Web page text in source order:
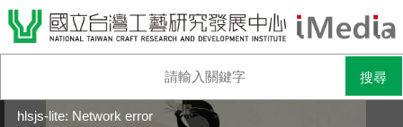
hlsjs-lite: Network error